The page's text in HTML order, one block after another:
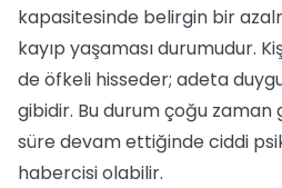
kapasitesinde belirgin bir
kayıp yaşaması durumudur.
de öfkeli hisseder; adeta
gibidir. Bu durum çoğu zaman
süre devam ettiğinde ciddi
habercisi olabilir.